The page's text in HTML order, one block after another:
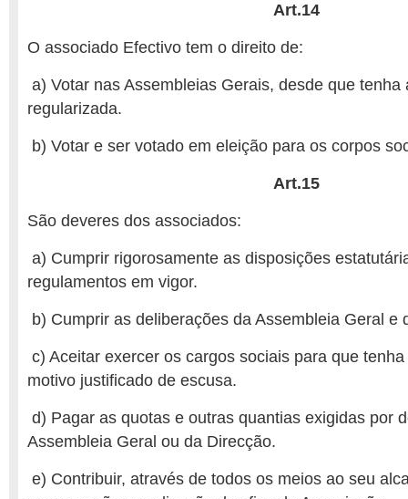
Art.14
O associado Efectivo tem o direito de:
a) Votar nas Assembleias Gerais, desde que tenha
regularizada.
b) Votar e ser votado em eleição para os corpos
Art.15
São deveres dos associados:
a) Cumprir rigorosamente as disposições
regulamentos em vigor.
b) Cumprir as deliberações da Assembleia Geral e
c) Aceitar exercer os cargos sociais para que
motivo justificado de escusa.
d) Pagar as quotas e outras quantias exigidas por
Assembleia Geral ou da Direcção.
e) Contribuir, através de todos os meios ao seu